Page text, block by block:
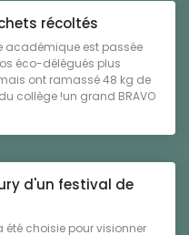
récoltés
académique est passée
éco-délégués plus
ont ramassé 48 kg de
collège !un grand BRAVO
d'un festival de
été choisie pour visionner